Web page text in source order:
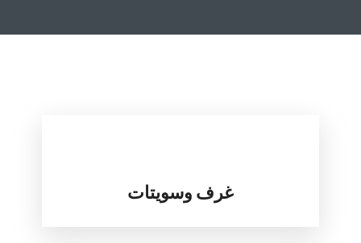
غرف وسويتات